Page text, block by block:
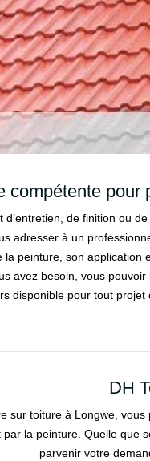
compétente pour
d’entretien, de finition ou
adresser à un
peinture, son application
avez besoin, vous pouvoir
disponible pour tout
DH
sur toiture à Longwe,
la peinture. Quelle que
parvenir votre